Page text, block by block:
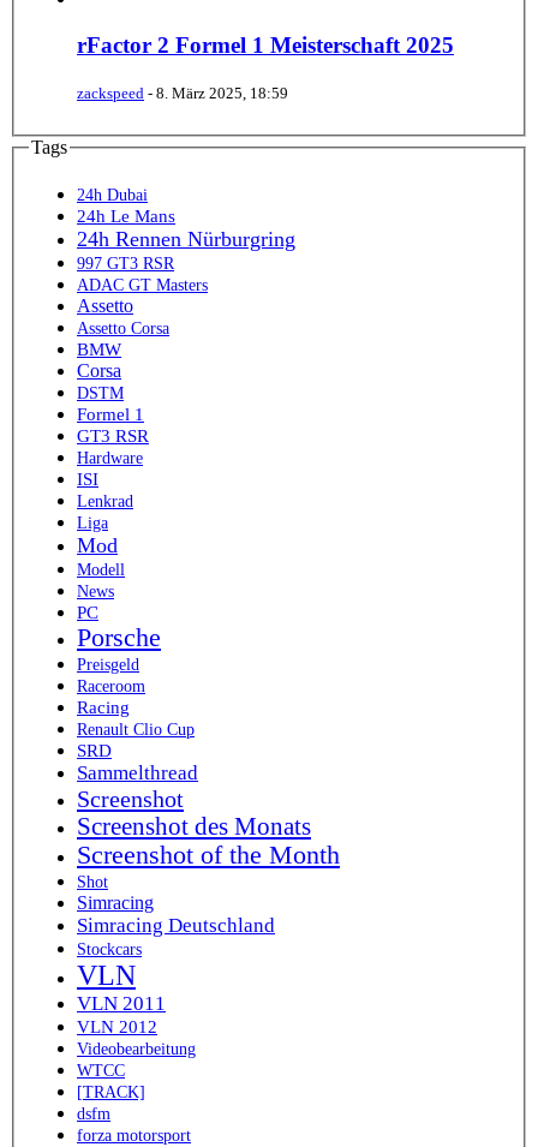
rFactor 2 Formel 1 Meisterschaft 2025
zackspeed - 8. März 2025, 18:59
Tags
24h Dubai
24h Le Mans
24h Rennen Nürburgring
997 GT3 RSR
ADAC GT Masters
Assetto
Assetto Corsa
BMW
Corsa
DSTM
Formel 1
GT3 RSR
Hardware
ISI
Lenkrad
Liga
Mod
Modell
News
PC
Porsche
Preisgeld
Raceroom
Racing
Renault Clio Cup
SRD
Sammelthread
Screenshot
Screenshot des Monats
Screenshot of the Month
Shot
Simracing
Simracing Deutschland
Stockcars
VLN
VLN 2011
VLN 2012
Videobearbeitung
WTCC
[TRACK]
dsfm
forza motorsport